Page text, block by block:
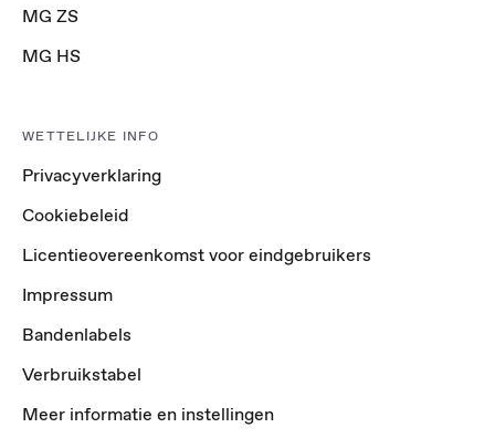
MG ZS
MG HS
WETTELIJKE INFO
Privacyverklaring
Cookiebeleid
Licentieovereenkomst voor eindgebruikers
Impressum
Bandenlabels
Verbruikstabel
Meer informatie en instellingen